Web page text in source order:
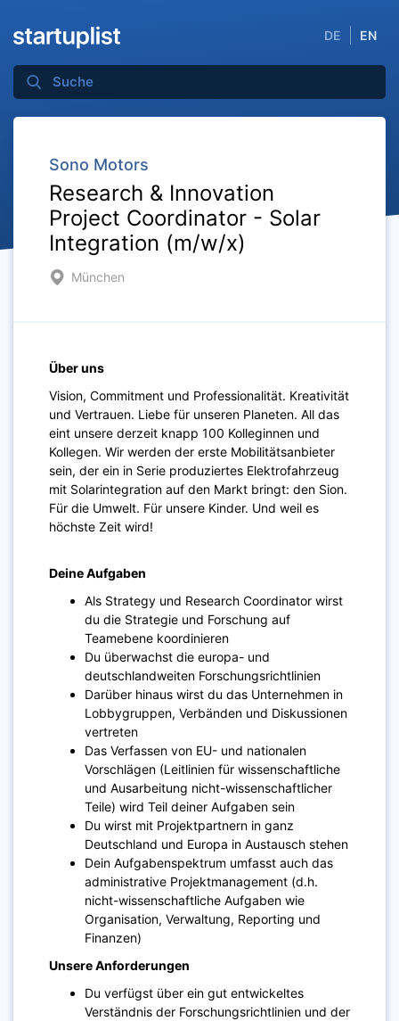
DE EN
Sono Motors
Research & Innovation
Project Coordinator - Solar
Integration (m/w/x)
München
Über uns
Vision, Commitment und Professionalität. Kreativität
und Vertrauen. Liebe für unseren Planeten. All das
eint unsere derzeit knapp 100 Kolleginnen und
Kollegen. Wir werden der erste Mobilitätsanbieter
sein, der ein in Serie produziertes Elektrofahrzeug
mit Solarintegration auf den Markt bringt: den Sion.
Für die Umwelt. Für unsere Kinder. Und weil es
höchste Zeit wird!
Deine Aufgaben
Als Strategy und Research Coordinator wirst
du die Strategie und Forschung auf
Teamebene koordinieren
Du überwachst die europa- und
deutschlandweiten Forschungsrichtlinien
Darüber hinaus wirst du das Unternehmen in
Lobbygruppen, Verbänden und Diskussionen
vertreten
Das Verfassen von EU- und nationalen
Vorschlägen (Leitlinien für wissenschaftliche
und Ausarbeitung nicht-wissenschaftlicher
Teile) wird Teil deiner Aufgaben sein
Du wirst mit Projektpartnern in ganz
Deutschland und Europa in Austausch stehen
Dein Aufgabenspektrum umfasst auch das
administrative Projektmanagement (d.h.
nicht-wissenschaftliche Aufgaben wie
Organisation, Verwaltung, Reporting und
Finanzen)
Unsere Anforderungen
Du verfügst über ein gut entwickeltes
Verständnis der Forschungsrichtlinien und der